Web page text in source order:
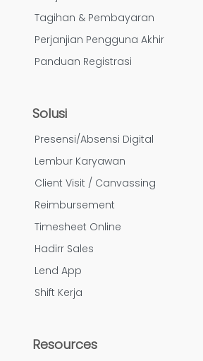
Tagihan & Pembayaran
Perjanjian Pengguna Akhir
Panduan Registrasi
Solusi
Presensi/Absensi Digital
Lembur Karyawan
Client Visit / Canvassing
Reimbursement
Timesheet Online
Hadirr Sales
Lend App
Shift Kerja
Resources